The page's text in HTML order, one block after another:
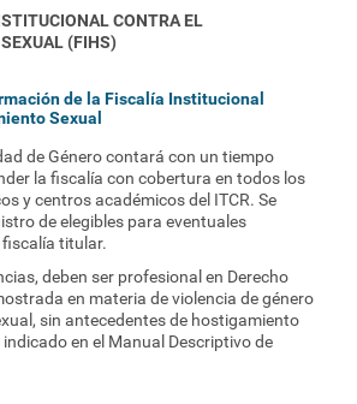
CONTRA EL
(FIHS)
de la Fiscalía Institucional
Sexual
de Género contará con un tiempo
la fiscalía con cobertura en todos los
y centros académicos del ITCR. Se
de elegibles para eventuales
titular.
deben ser profesional en Derecho
en materia de violencia de género
sin antecedentes de hostigamiento
en el Manual Descriptivo de